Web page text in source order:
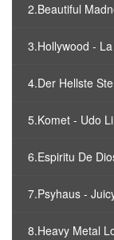
2.Beautiful
3.Hollywood -
4.Der Hellste
5.Komet - Udo
6.Espiritu De
7.Psyhaus -
8.Heavy Metal